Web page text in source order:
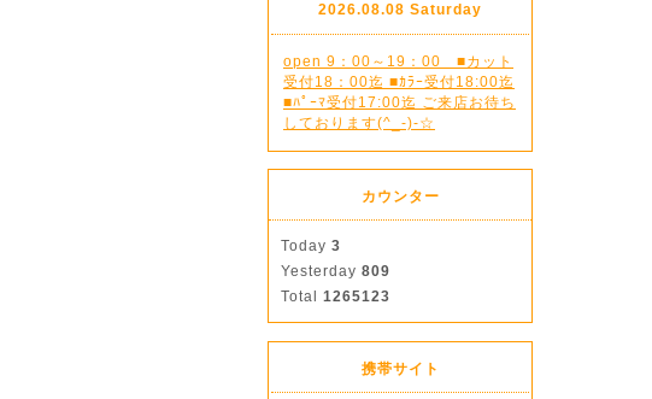
2026.08.08 Saturday
open 9：00～19：00 ■カット
受付18：00迄 ■ｶﾗｰ受付18:00迄
■ﾊﾟｰﾏ受付17:00迄 ご来店お待ち
しております(^_-)-☆
カウンター
Today 3
Yesterday 809
Total 1265123
携帯サイト